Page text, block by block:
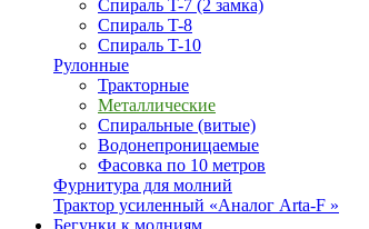
Спираль T-7 (2 замка)
Спираль T-8
Спираль T-10
Рулонные
Тракторные
Металлические
Спиральные (витые)
Водонепроницаемые
Фасовка по 10 метров
Фурнитура для молний
Трактор усиленный «Аналог Arta-F »
Бегунки к молниям